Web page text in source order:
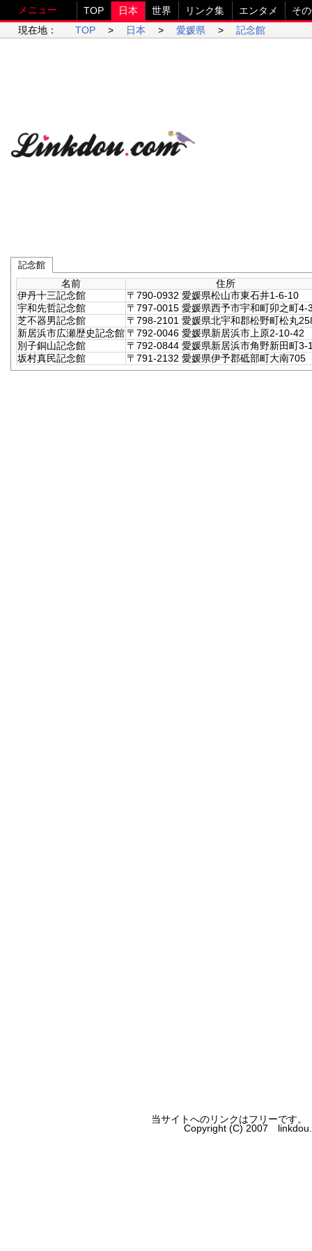
メニュー TOP 日本 世界 リンク集 エンタメ
そ
現在地：
TOP > 日本 > 愛媛県 > 記念館
記念館
名前
住所
伊丹十三記念館
〒790-0932 愛媛県松山市東石井1-6-10
宇和先哲記念館
〒797-0015 愛媛県西予市宇和町卯之町4-
芝不器男記念館
〒798-2101 愛媛県北宇和郡松野町松丸
新居浜市広瀬歴史記念館 〒792-0046 愛媛県新居浜市上原2-10-42
別子銅山記念館
〒792-0844 愛媛県新居浜市角野新田町3-
坂村真民記念館
〒791-2132 愛媛県伊予郡砥部町大南705
当サイトへのリンクはフリーです
Copyright (C) 2007